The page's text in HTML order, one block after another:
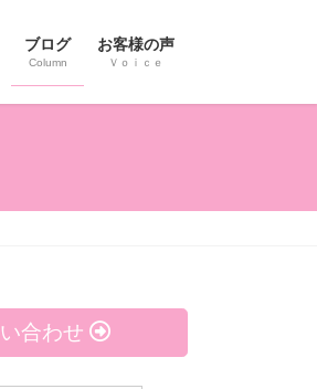
ブログ
Column
お客様の声
Ｖｏｉｃｅ
合わせ